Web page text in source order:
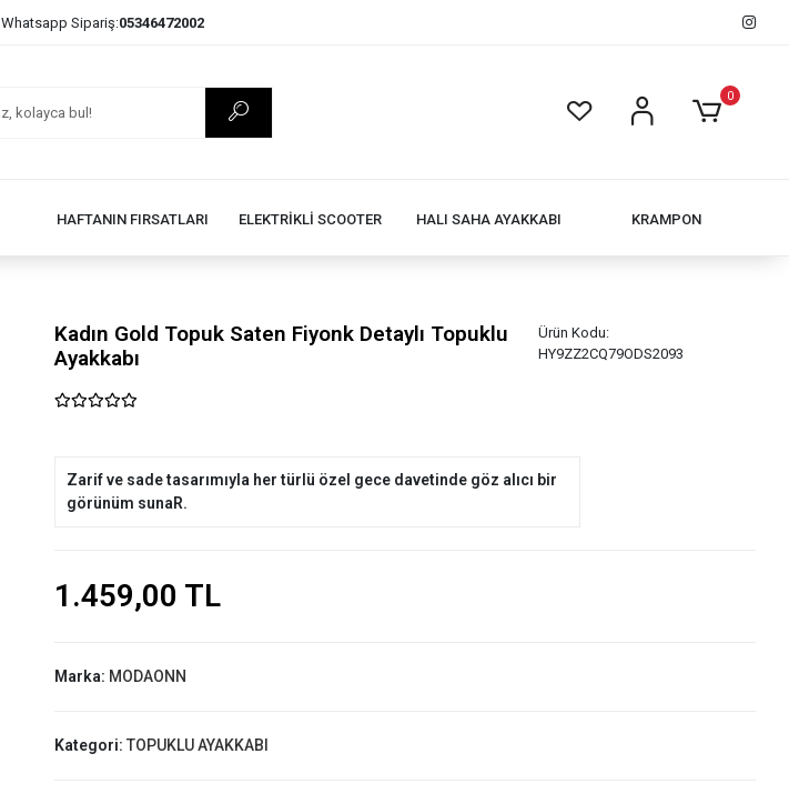
Whatsapp Sipariş:05346472002
0
HAFTANIN FIRSATLARI ELEKTRİKLİ SCOOTER HALI SAHA AYAKKABI KRAMPON
Kadın Gold Topuk Saten Fiyonk Detaylı Topuklu
Ayakkabı
Ürün Kodu:
HY9ZZ2CQ79ODS2093
Zarif ve sade tasarımıyla her türlü özel gece davetinde göz alıcı bir
görünüm sunaR.
1.459,00 TL
Marka: MODAONN
Kategori: TOPUKLU AYAKKABI